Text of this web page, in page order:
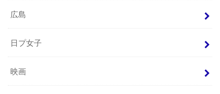
広島
日プ女子
映画